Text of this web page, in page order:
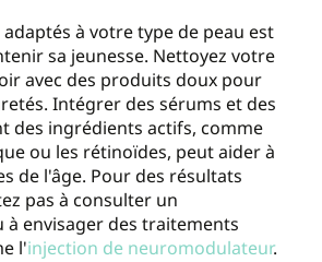
à votre type de peau est
sa jeunesse. Nettoyez votre
avec des produits doux pour
Intégrer des sérums et des
des ingrédients actifs, comme
ou les rétinoïdes, peut aider à
de l'âge. Pour des résultats
pas à consulter un
envisager des traitements
l'injection de neuromodulateur.